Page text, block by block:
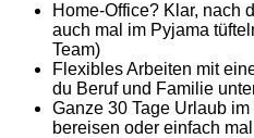
Home-Office? Klar, nach
auch mal im Pyjama
Team)
Flexibles Arbeiten mit
du Beruf und Familie
Ganze 30 Tage Urlaub
bereisen oder einfach